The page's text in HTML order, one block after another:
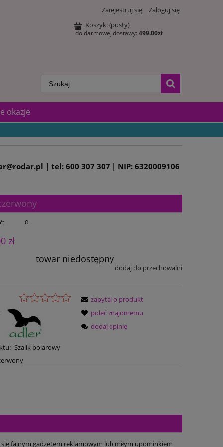
Zarejestruj się
Zaloguj się
Koszyk:(pusty)
do darmowej dostawy: 499.00zł
okazje
| tel: 600 307 307 | NIP: 6320009106
0
zł
towar niedostępny
dodaj do przechowalni
Szalik polarowy
zapytaj o produkt
poleć znajomemu
dodaj opinię
fajnym gadżetem reklamowym lub miłym upominkiem